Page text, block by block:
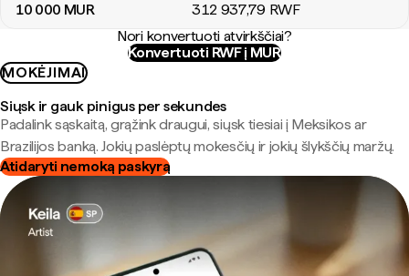
10 000 MUR 312 937,79 RWF
Nori konvertuoti atvirkščiai?
Konvertuoti RWF į MUR
MOKĖJIMAI
Siųsk ir gauk pinigus per sekundes
Padalink sąskaitą, grąžink draugui, siųsk tiesiai į Meksikos ar
Brazilijos banką. Jokių paslėptų mokesčių ir jokių šlykščių maržų.
Atidaryti nemoką paskyrą